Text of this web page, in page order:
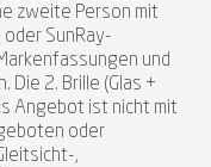
zweite Person mit
SunRay-
und
Die 2. Brille (Glas +
Angebot ist nicht mit
oder
,